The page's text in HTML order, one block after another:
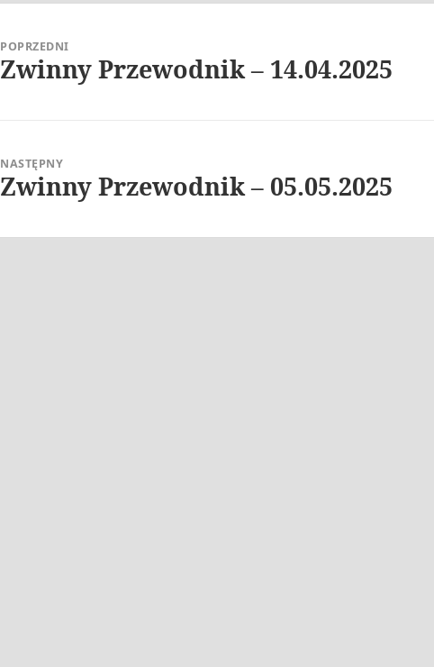
POPRZEDNI
Poprzedni
Zwinny Przewodnik – 14.04.2025
NASTĘPNY
Następny
Zwinny Przewodnik – 05.05.2025